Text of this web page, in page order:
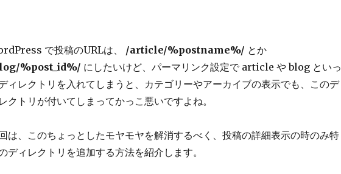
で投稿のURLは、 /article/%postname%/ とか
%post_id%/ にしたいけど、パーマリンク設定で article や blog といっ
ィレクトリを入れてしまうと、カテゴリーやアーカイブの表示でも、このデ
クトリが付いてしまってかっこ悪いですよね。
は、このちょっとしたモヤモヤを解消するべく、投稿の詳細表示の時のみ特
ディレクトリを追加する方法を紹介します。